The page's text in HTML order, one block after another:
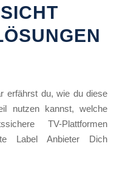
erfährst du, wie du diese
nutzen kannst, welche
TV-Plattformen
Label Anbieter Dich